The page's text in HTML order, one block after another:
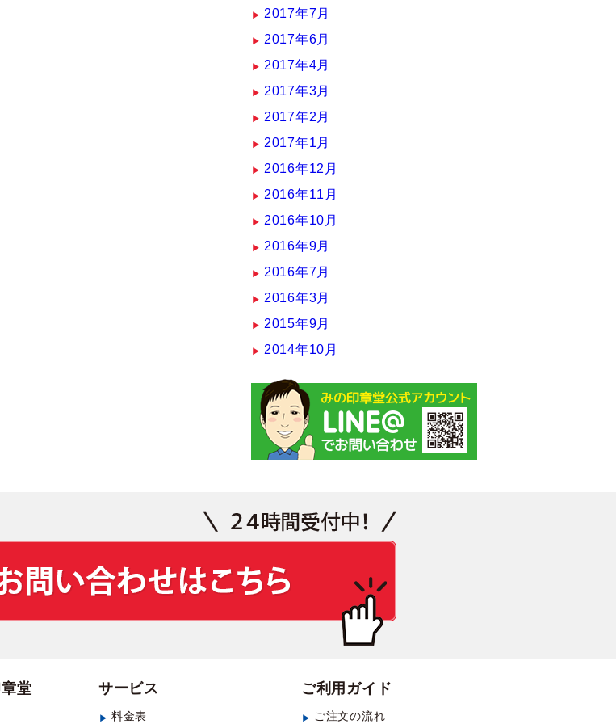
2017年7月
2017年6月
2017年4月
2017年3月
2017年2月
2017年1月
2016年12月
2016年11月
2016年10月
2016年9月
2016年7月
2016年3月
2015年9月
2014年10月
堂 サービス
料金表
ご利用ガイド
ご注文の流れ